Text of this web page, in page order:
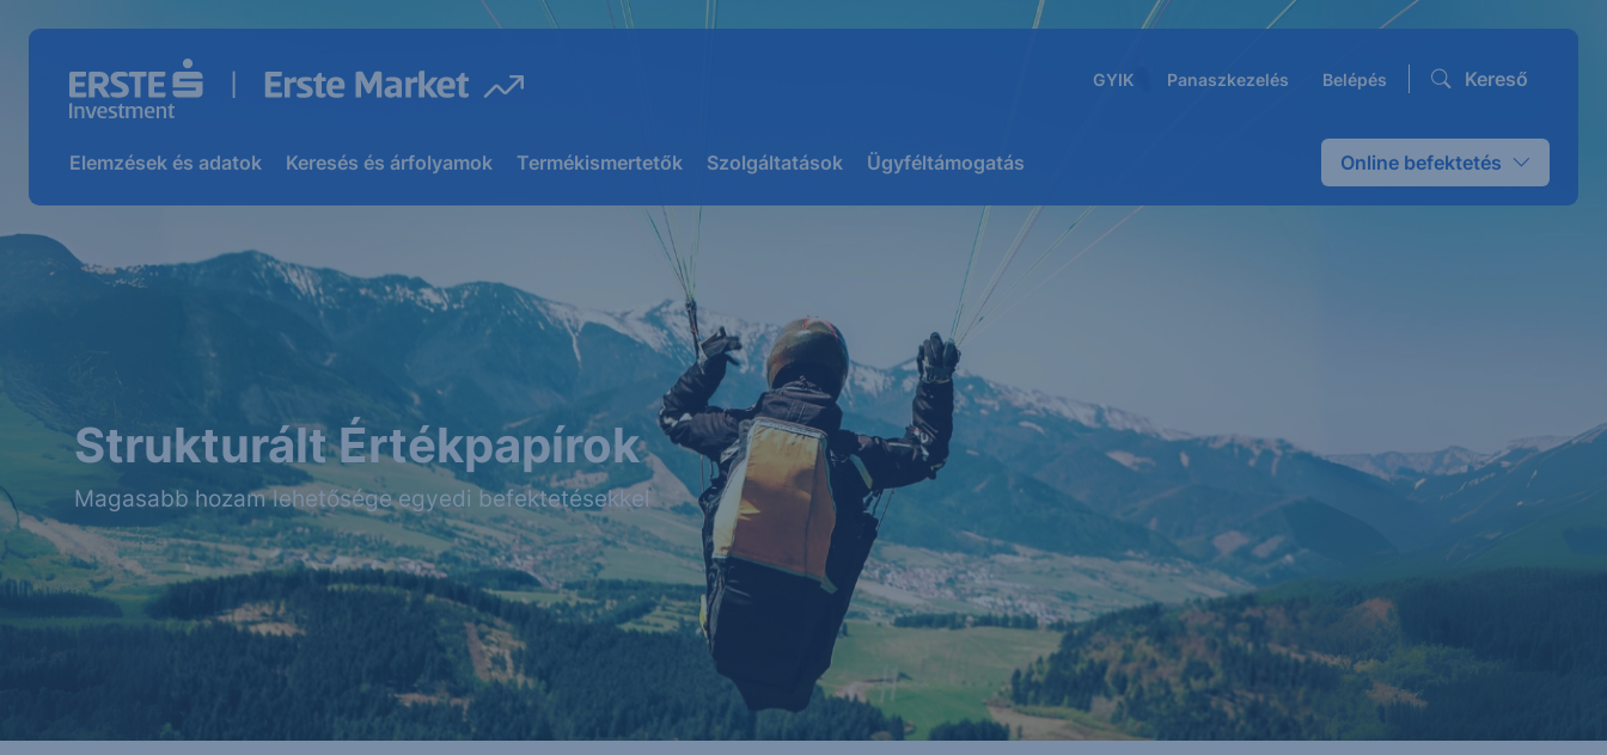
GYIK Panaszkezelés Belépés Kereső
Elemzések és adatok Keresés és árfolyamok Termékismertetők Szolgáltatások Ügyféltámogatás Online befektetés
Strukturált Értékpapírok
Magasabb hozam lehetősége egyedi befektetésekkel